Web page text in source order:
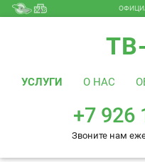
+7 926
Звоните нам
УСЛУГИ О НАС
+7 926
Звоните нам